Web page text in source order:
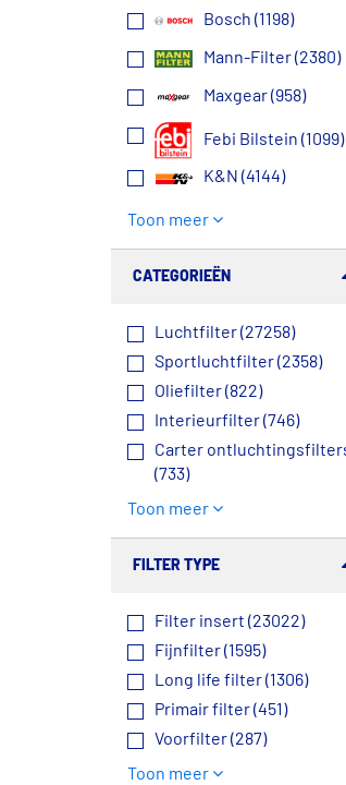
Bosch (1198)
Mann-Filter (2380)
Maxgear (958)
Febi Bilstein (1099)
K&N (4144)
Toon meer
CATEGORIEËN
Luchtfilter (27258)
Sportluchtfilter (2358)
Oliefilter (822)
Interieurfilter (746)
Carter
(733)
Toon meer
FILTER TYPE
Filter insert (23022)
Fijnfilter (1595)
Long life filter (1306)
Primair filter (451)
Voorfilter (287)
Toon meer